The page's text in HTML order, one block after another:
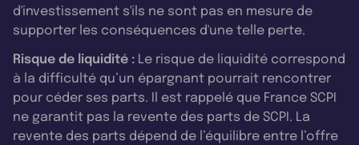
d'investissement s'ils ne sont pas en mesure de
supporter les conséquences d'une telle perte.
Risque de liquidité : Le risque de liquidité correspond
à la difficulté qu’un épargnant pourrait rencontrer
pour céder ses parts. Il est rappelé que France SCPI
ne garantit pas la revente des parts de SCPI. La
revente des parts dépend de l’équilibre entre l’offre